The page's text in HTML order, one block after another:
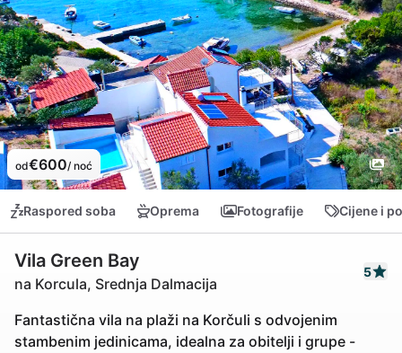
od€600/ noć
Raspored soba Oprema Fotografije Cijene i
Vila Green Bay
na Korcula, Srednja Dalmacija
5
Fantastična vila na plaži na Korčuli s odvojenim
stambenim jedinicama, idealna za obitelji i grupe -